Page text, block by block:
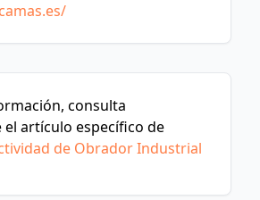
consulta
artículo específico de
de Obrador Industrial